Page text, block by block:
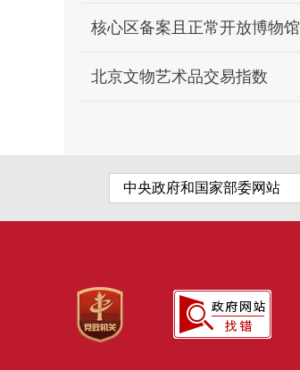
核心区备案且正常开放博物馆
北京文物艺术品交易指数